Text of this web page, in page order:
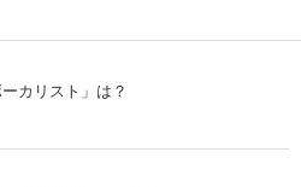
カリスト」は？